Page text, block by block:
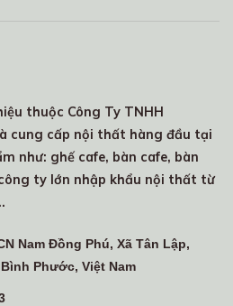
thuộc Công Ty TNHH
cung cấp nội thất hàng đầu tại
như: ghế cafe, bàn cafe, bàn
ty lớn nhập khẩu nội thất từ
Nam Đồng Phú, Xã Tân Lập,
Phước, Việt Nam